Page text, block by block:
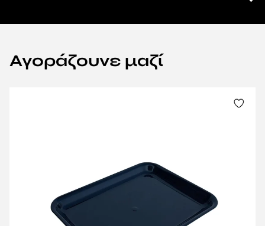
Αγοράζουνε μαζί